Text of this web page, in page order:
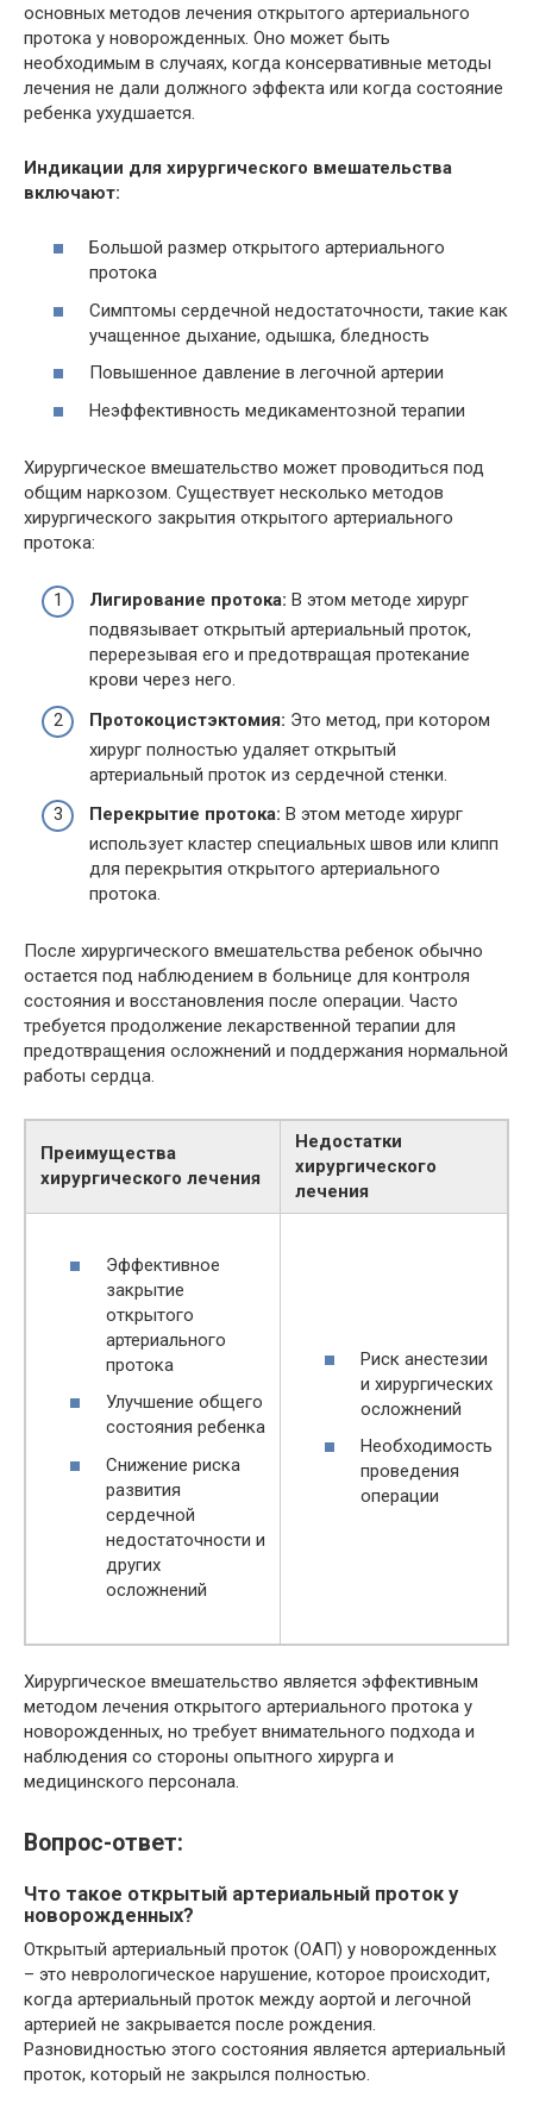
основных методов лечения открытого артериального
протока у новорожденных. Оно может быть
необходимым в случаях, когда консервативные методы
лечения не дали должного эффекта или когда состояние
ребенка ухудшается.
Индикации для хирургического вмешательства
включают:
Большой размер открытого артериального
протока
Симптомы сердечной недостаточности, такие как
учащенное дыхание, одышка, бледность
Повышенное давление в легочной артерии
Неэффективность медикаментозной терапии
Хирургическое вмешательство может проводиться под
общим наркозом. Существует несколько методов
хирургического закрытия открытого артериального
протока:
Лигирование протока: В этом методе хирург
подвязывает открытый артериальный проток,
перерезывая его и предотвращая протекание
крови через него.
Протокоцистэктомия: Это метод, при котором
хирург полностью удаляет открытый
артериальный проток из сердечной стенки.
Перекрытие протока: В этом методе хирург
использует кластер специальных швов или клипп
для перекрытия открытого артериального
протока.
После хирургического вмешательства ребенок обычно
остается под наблюдением в больнице для контроля
состояния и восстановления после операции. Часто
требуется продолжение лекарственной терапии для
предотвращения осложнений и поддержания нормальной
работы сердца.
Преимущества
хирургического лечения
Недостатки
хирургического
лечения
Эффективное
закрытие
открытого
артериального
протока
Улучшение общего
состояния ребенка
Снижение риска
развития
сердечной
недостаточности и
других
осложнений
Риск анестезии
и хирургических
осложнений
Необходимость
проведения
операции
Хирургическое вмешательство является эффективным
методом лечения открытого артериального протока у
новорожденных, но требует внимательного подхода и
наблюдения со стороны опытного хирурга и
медицинского персонала.
Вопрос-ответ:
Что такое открытый артериальный проток у
новорожденных?
Открытый артериальный проток (ОАП) у новорожденных
– это неврологическое нарушение, которое происходит,
когда артериальный проток между аортой и легочной
артерией не закрывается после рождения.
Разновидностью этого состояния является артериальный
проток, который не закрылся полностью.